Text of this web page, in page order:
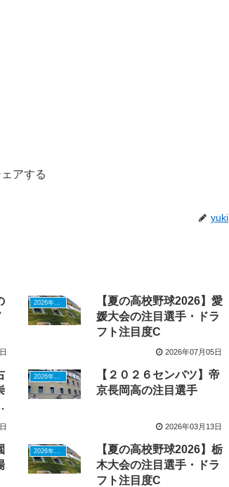
アする
yuki
【夏の高校野球2026】愛
媛大会の注目選手・ドラ
フト注目度C
2026年07月05日
2026年ドラフトニュース
【２０２６センバツ】帝
京長岡高の注目選手
2026年03月13日
【夏の高校野球2026】栃
木大会の注目選手・ドラ
フト注目度C